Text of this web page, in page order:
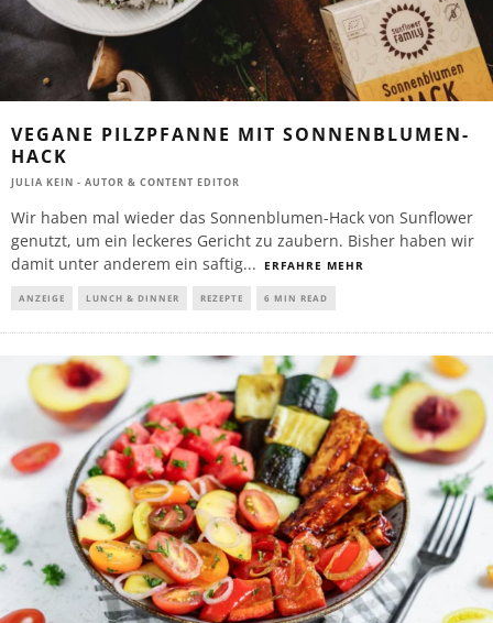
VEGANE PILZPFANNE MIT SONNENBLUMEN-
HACK
JULIA KEIN - AUTOR & CONTENT EDITOR
Wir haben mal wieder das Sonnenblumen-Hack von Sunflower
genutzt, um ein leckeres Gericht zu zaubern. Bisher haben wir
damit unter anderem ein saftig... ERFAHRE MEHR
ANZEIGE LUNCH & DINNER REZEPTE 6 MIN READ